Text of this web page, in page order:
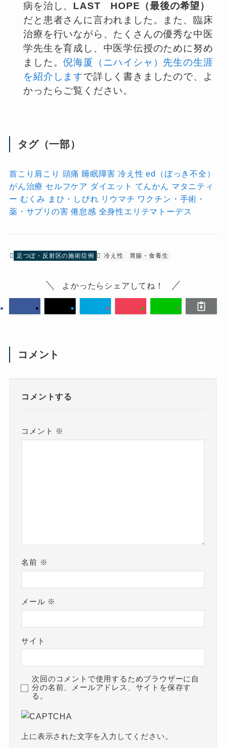
病を治し、 LAST HOPE（最後の希望）
だと患者さんに言われました。また、臨床
治療を行いながら、たくさんの優秀な中医
学先生を育成し、中医学伝授のために努め
ました。倪海厦（ニハイシャ）先生の生涯
を紹介しますで詳しく書きましたので、よ
かったらご覧ください。
タグ（一部）
首こり肩こり 頭痛 睡眠障害 冷え性 ed（ぼっき不全）
がん治療 セルフケア ダイエット てんかん マタニティ
ー むくみ まひ・しびれ リウマチ ワクチン・手術・
薬・サプリの害 倦怠感 全身性エリテマトーデス
足つぼ・反射区の施術症例 冷え性 胃腸・食養生
よかったらシェアしてね！
コメント
コメントする
コメント ※
名前 ※
メール ※
サイト
次回のコメントで使用するためブラウザーに自
分の名前、メールアドレス、サイトを保存す
る。
上に表示された文字を入力してください。